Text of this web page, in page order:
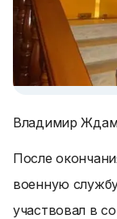
Владимир
После
военную
участвовал в